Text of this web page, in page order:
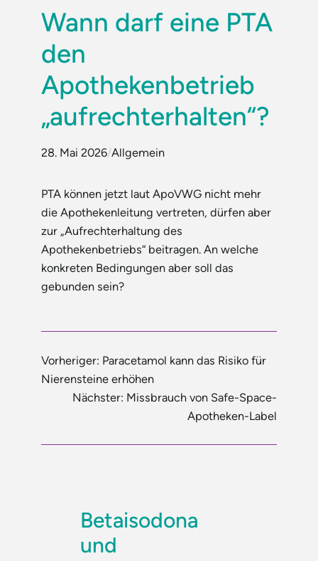
Wann darf eine PTA
den
Apothekenbetrieb
„aufrechterhalten“?
28. Mai 2026/Allgemein
PTA können jetzt laut ApoVWG nicht mehr
die Apothekenleitung vertreten, dürfen aber
zur „Aufrechterhaltung des
Apothekenbetriebs“ beitragen. An welche
konkreten Bedingungen aber soll das
gebunden sein?
Vorheriger: Paracetamol kann das Risiko für
Nierensteine erhöhen
Nächster: Missbrauch von Safe-Space-
Apotheken-Label
Betaisodona
und